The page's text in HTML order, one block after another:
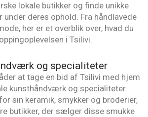
lokale butikker og finde unikke
under deres ophold. Fra håndlavede
her er et overblik over, hvad du
i Tsilivi.
og specialiteter
at tage en bid af Tsilivi med hjem
kunsthåndværk og specialiteter.
sin keramik, smykker og broderier,
butikker, der sælger disse smukke